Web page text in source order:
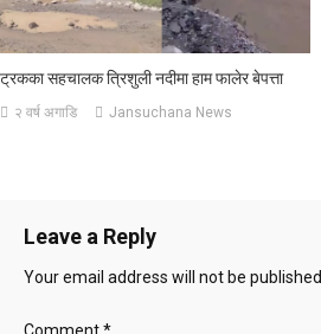
ट्रकका सहचालक त्रिशुली नदीमा हाम फालेर बेपत्ता
२ वर्ष अगाडि Jansuchana News
Leave a Reply
Your email address will not be published.